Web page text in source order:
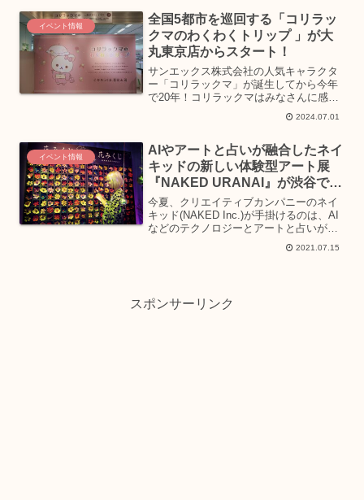
ン「癒や...
イベント情報
全国5都市を巡回する「コリラッ
クマのわくわくトリップ 」が大
丸東京店からスタート！
サンエックス株式会社の人気キャラクタ
ー「コリラックマ」が誕生してから今年
で20年！コリラックマはみなさんに感謝
の気持ちを伝えに行く旅を計画したみた
いです。コリラックマの魅力が満載のコ
マのわくわくトリップ」...
2024.07.01
イベント情報
AIやアートと占いが融合したネイ
キッドの新しい体験型アート展
『NAKED URANAI』が渋谷で開
催
今夏、クリエイティブカンパニーのネイ
キッド(NAKED Inc.)が手掛けるのは、AI
などのテクノロジーとアートと占いが融
合したプロジェクト！2021年7月17日
（土）より東京・渋谷 ヒカリエホールに
2021.07.15
スポンサーリンク